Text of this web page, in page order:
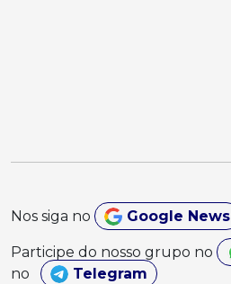
Nos siga no Google News
Participe do nosso grupo no
no
Telegram